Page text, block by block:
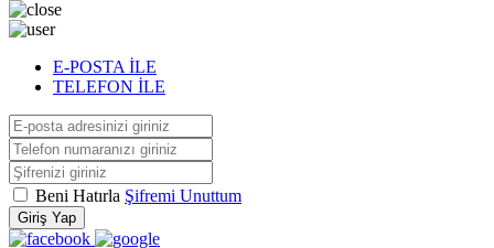
E-POSTA İLE
TELEFON İLE
Beni Hatırla Şifremi Unuttum
Giriş Yap